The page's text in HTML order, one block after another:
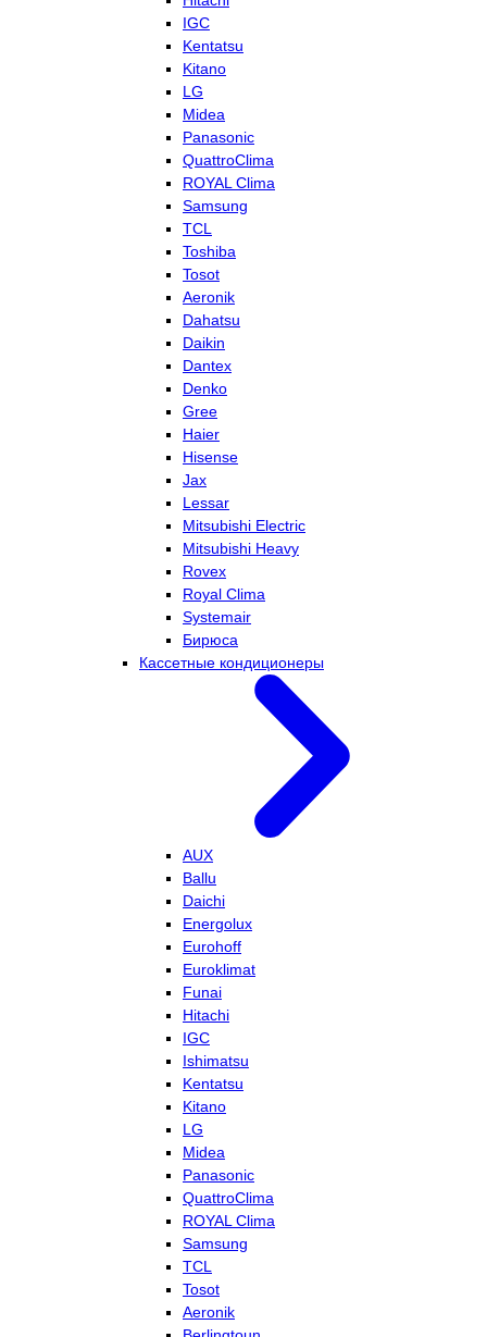
IGC
Kentatsu
Kitano
LG
Midea
Panasonic
QuattroClima
ROYAL Clima
Samsung
TCL
Toshiba
Tosot
Aeronik
Dahatsu
Daikin
Dantex
Denko
Gree
Haier
Hisense
Jax
Lessar
Mitsubishi Electric
Mitsubishi Heavy
Rovex
Royal Clima
Systemair
Бирюса
Кассетные кондиционеры
AUX
Ballu
Daichi
Energolux
Eurohoff
Euroklimat
Funai
Hitachi
IGC
Ishimatsu
Kentatsu
Kitano
LG
Midea
Panasonic
QuattroClima
ROYAL Clima
Samsung
TCL
Tosot
Aeronik